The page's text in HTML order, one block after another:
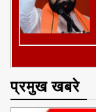
प्रमुख खबरे